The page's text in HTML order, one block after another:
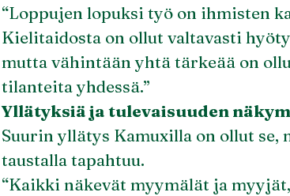
“Loppujen lopuksi työ on ihmisten
Kielitaidosta on ollut valtavasti
mutta vähintään yhtä tärkeää on
tilanteita yhdessä.”
Yllätyksiä ja tulevaisuuden
Suurin yllätys Kamuxilla on ollut
taustalla tapahtuu.
“Kaikki näkevät myymälät ja